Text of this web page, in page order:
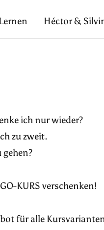
Lernen Héctor &
ich nur wieder?
zu zweit.
KURS verschenken!
für alle